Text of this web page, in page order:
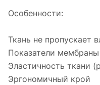
Особенности:
Ткань не пропускает
Показатели
Эластичность ткани
Эргономичный крой